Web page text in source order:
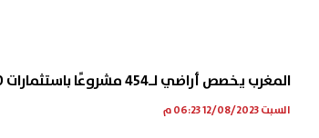
المغرب يخصص أراضي لـ454 مشروعًا باستثمارات 60 مليار دولار
السبت 12/08/2023 06:23 م